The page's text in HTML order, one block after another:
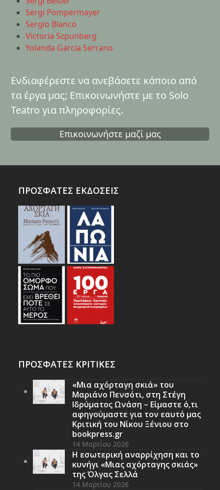
Sergi Pompermayer
Sergio Blanco
Victoria Szpunberg
Yolanda Garcia Serrano
Ενδιαφέρεστε να ανεβάσετε κάποιο από
τα έργα μας; Επικοινωνήστε με το Solo
Teatro για πληροφορίες.
Επικοινωνήστε μαζί μας
ΠΡΟΣΦΑΤΕΣ ΕΚΔΟΣΕΙΣ
ΠΡΟΣΦΑΤΕΣ ΚΡΙΤΙΚΕΣ
«Μια αχόρταγη σκιά» του
Μαριάνο Πενσότι, στη Στέγη
Ιδρύματος Ωνάση – Είμαστε ό,τι
αφηγούμαστε για τον εαυτό μας
Κριτική του Νίκου Ξένιου στο
bookpress.gr
14 Μαρτίου 2026
Η εσωτερική αναρρίχηση και το
κυνήγι «Μιας αχόρταγης σκιάς»
της Όλγας Σελλά
14 Μαρτίου 2026